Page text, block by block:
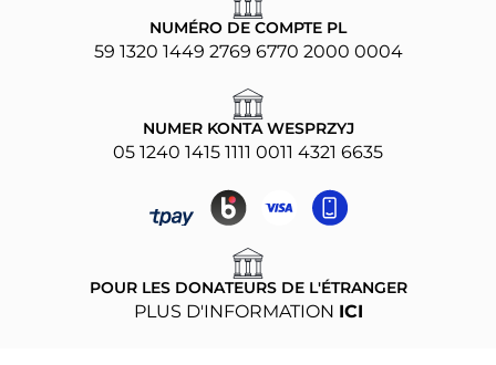
NUMÉRO DE COMPTE PL
59 1320 1449 2769 6770 2000 0004
NUMER KONTA WESPRZYJ
05 1240 1415 1111 0011 4321 6635
POUR LES DONATEURS DE L'ÉTRANGER
PLUS D'INFORMATION ICI